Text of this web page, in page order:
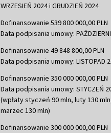
WRZESIEŃ 2024 i GRUDZIEŃ 2024
Dofinansowanie 539 800 000,00 PLN
Data podpisania umowy:
Dofinansowanie 49 848 800,00 PLN
Data podpisania umowy: LISTOPAD
Dofinansowanie 350 000 000,00 PLN
Data podpisania umowy: STYCZEŃ
(wpłaty styczeń 90 mln, luty 130
marzec 130 mln)
Dofinansowanie 300 000 000,00 PLN